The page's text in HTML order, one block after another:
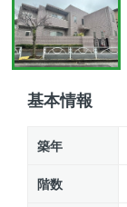
基本情報
築年
階数